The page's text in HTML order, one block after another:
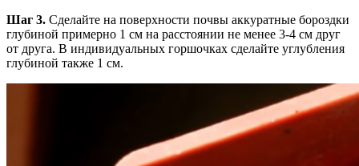
Шаг 3. Сделайте на поверхности почвы аккуратные бороздки
глубиной примерно 1 см на расстоянии не менее 3-4 см друг
от друга. В индивидуальных горшочках сделайте углубления
глубиной также 1 см.